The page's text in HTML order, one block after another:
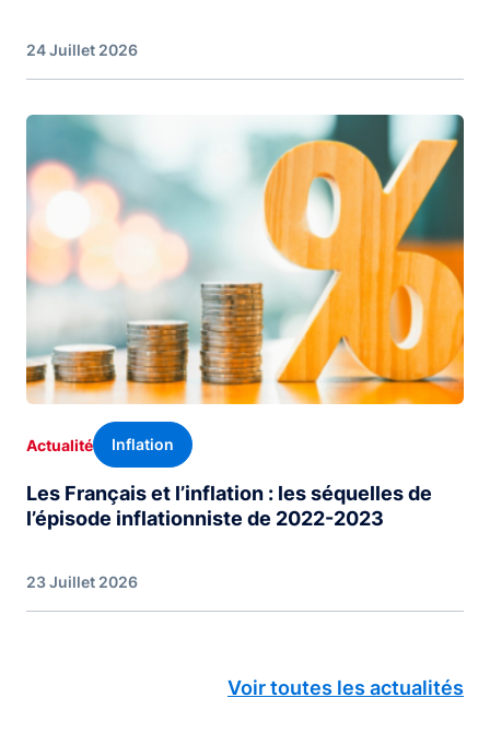
24 Juillet 2026
Image
Actualité Inflation
Les Français et l’inflation : les séquelles de
l’épisode inflationniste de 2022-2023
23 Juillet 2026
Voir toutes les actualités